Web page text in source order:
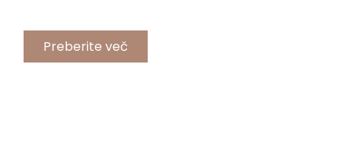
Preberite več